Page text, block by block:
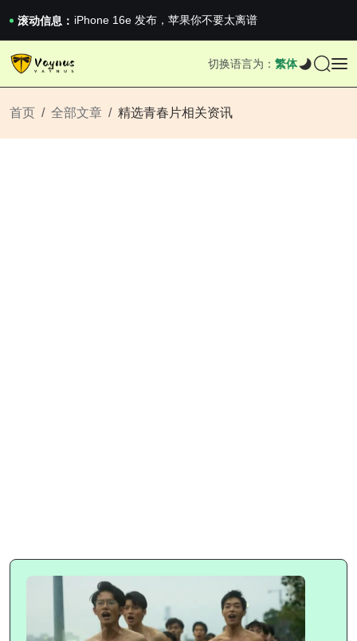
滚动信息： iPhone 16e 发布，苹果你不要太离谱
2026澳网男单收官：全满贯对上全满亚，德约...
《巅峰守卫 Highguard》正式上线，官...
切换语言为： 繁体
首页 全部文章 精选青春片相关资讯